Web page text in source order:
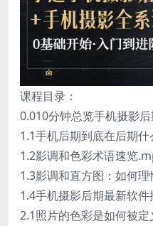
课程目录：
0.010分钟总览手机摄影
1.1手机后期到底在后期什
1.2影调和色彩术语速览
1.3影调和直方图：如何
1.4手机摄影后期最新软件
2.1照片的色彩是如何被